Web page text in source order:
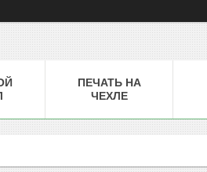
ПЕЧАТЬ НА
ЧЕХЛЕ